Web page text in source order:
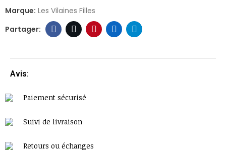
Marque: Les Vilaines Filles
Avis:
Paiement sécurisé
Suivi de livraison
Retours ou échanges